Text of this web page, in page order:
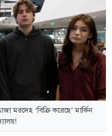
মরদেহ ‘বিক্রি করেছে’ মার্কিন